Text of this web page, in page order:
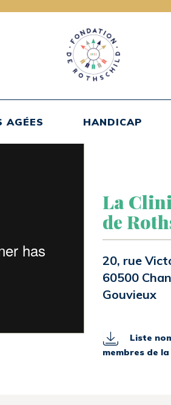
AGÉES HANDICAP
La
de
20, rue
60500
Gouvieux
Liste
membres de la